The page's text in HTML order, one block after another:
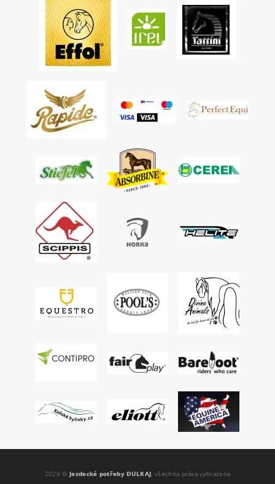
2026 © Jezdecké potřeby DULKAJ, všechna práva vyhrazena